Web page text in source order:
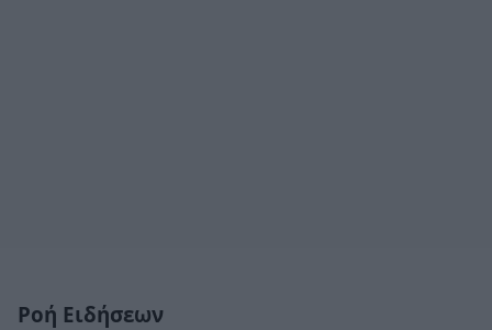
Ροή Ειδήσεων